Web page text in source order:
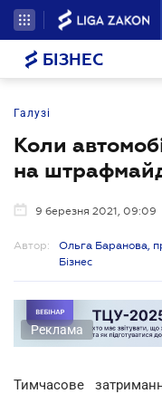
БІЗНЕС
Галузі
Коли
на
9 березня 2021, 09:09
Автор:
Ольга Баранова,
Бізнес
Реклама
Тимчасове